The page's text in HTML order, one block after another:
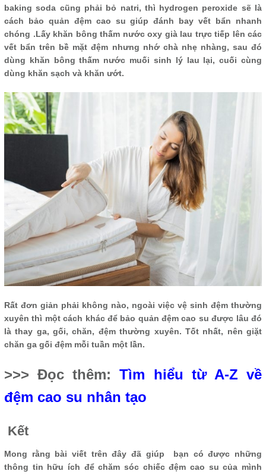
baking soda cũng phải bỏ natri, thì hydrogen peroxide sẽ là
cách bảo quản đệm cao su giúp đánh bay vết bẩn nhanh
chóng .Lấy khăn bông thấm nước oxy già lau trực tiếp lên các
vết bẩn trên bề mặt đệm nhưng nhớ chà nhẹ nhàng, sau đó
dùng khăn bông thấm nước muối sinh lý lau lại, cuối cùng
dùng khăn sạch và khăn ướt.
Rất đơn giản phải không nào, ngoài việc vệ sinh đệm thường
xuyên thì một cách khác để bảo quản đệm cao su được lâu đó
là thay ga, gối, chăn, đệm thường xuyên. Tốt nhất, nên giặt
chăn ga gối đệm mỗi tuần một lần.
>>> Đọc thêm:Tìm hiểu từ A-Z về
đệm cao su nhân tạo
Kết
Mong rằng bài viết trên đây đã giúp bạn có được những
thông tin hữu ích để chăm sóc chiếc đệm cao su của mình